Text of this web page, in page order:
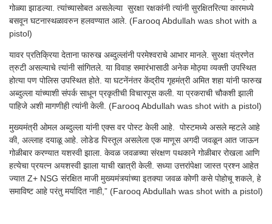
गोळ्या झाडल्या. त्यांच्यासोबत असलेल्या सुरक्षा रक्षकांनी त्यांनी सुरक्षितरित्या कारमध्ये
बसवून घटनास्थळावरुन हलवण्यात आले. (Farooq Abdullah was shot with a
pistol)
यावर प्रतिक्रिया देताना फारुख अब्दुल्लांनी परमेश्वराचे आभार मानले. सुरक्षा यंत्रणेत
त्रुटी असल्याचे त्यांनी सांगितले. या विवाह समारंभासाठी अनेक मोठ्या व्यक्ती उपस्थित
होत्या पण पोलिस उपस्थित होते. या घटनेंनंतर केंद्रीय गृहमंत्री अमित शहा यांनी फारुख
अब्दुल्ला यांच्याशी संपर्क साधून प्रकृतीची विचारपूस कली. या प्रकराची चौकशी झाली
पाहिजे अशी मागणीही त्यांनी केली. (Farooq Abdullah was shot with a pistol)
मुख्यमंत्री ओमल अब्दुल्ला यांनी एक्स वर पोस्ट केली आहे. पोस्टमध्ये असले म्हटले आहे
की, अल्लाह दयाळू आहे. लोडेड पिस्तूल असलेला एक माणूस अगदी जवळून आत जाऊन
गोळीबार करण्यात यशस्वी झाला. केवळ जवळच्या संरक्षण पथकाने गोळीबार रोखला आणि
हत्येचा प्रयत्न अयशस्वी झाला याची खात्री केली. सध्या उत्तरांपेक्षा जास्त प्रश्न आहेत
ज्यात Z+ NSG संरक्षित माजी मुख्यमंत्र्यांच्या इतक्या जवळ कोणी कसे पोहोचू शकले, हे
समाविष्ट आहे परंतु मर्यादित नाही,” (Farooq Abdullah was shot with a pistol)